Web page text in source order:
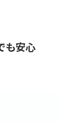
も安心